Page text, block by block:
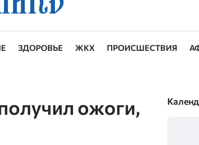
ЗДОРОВЬЕ ЖКХ ПРОИСШЕСТВИЯ
ожоги,